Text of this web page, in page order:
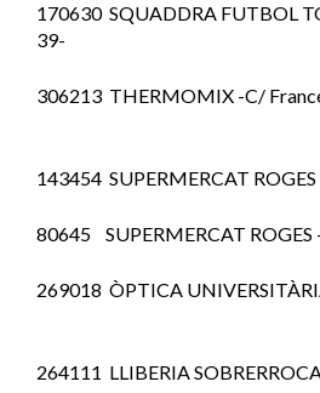
170630 SQUADDRA FUTBOL
39-
306213 THERMOMIX -C/
143454 SUPERMERCAT
80645 SUPERMERCAT
269018 ÒPTICA
264111 LLIBERIA